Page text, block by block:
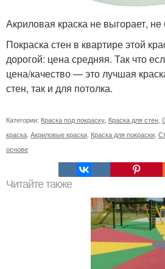
Акриловая краска не выгорает, не
Покраска стен в квартире этой
дорогой: цена средняя. Так что
цена/качество — это лучшая
стен, так и для потолка.
Категории: Краска под покраску, Краска для стен,
краска, Акриловые краски, Краска для покраски,
основе
Читайте также